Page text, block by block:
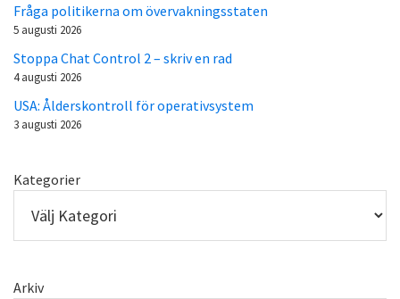
Fråga politikerna om övervakningsstaten
5 augusti 2026
Stoppa Chat Control 2 – skriv en rad
4 augusti 2026
USA: Ålderskontroll för operativsystem
3 augusti 2026
Kategorier
Arkiv